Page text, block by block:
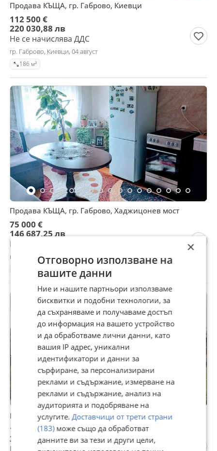
Продава КЪЩА, гр. Габрово, Киевци
112 500 €
220 030,88 лв
Не се начислява ДДС
гр. Габрово, Киевци, 04 август
186 м²
Продава КЪЩА, гр. Габрово, Хаджицонев мост
75 000 €
146 687,25 лв
Не се начислява ДДС
гр. Габрово, Хаджицонев мост, 04 август
Продава КЪЩА, гр. Габрово, Войново
194 291,67 €
380 001,48 лв
×
Отговорно използване на
вашите данни
Ние и нашите партньори използваме
бисквитки и подобни технологии, за
да съхраняваме и получаваме достъп
до информация на вашето устройство
и да обработваме лични данни, като
вашия IP адрес, уникални
идентификатори и данни за
сърфиране, за персонализирани
реклами и съдържание, измерване на
реклами и съдържание, анализ на
аудиторията и подобряване на
услугите.Доставчици от трети страни
(183)може също да обработват
данните ви за тези и други цели,